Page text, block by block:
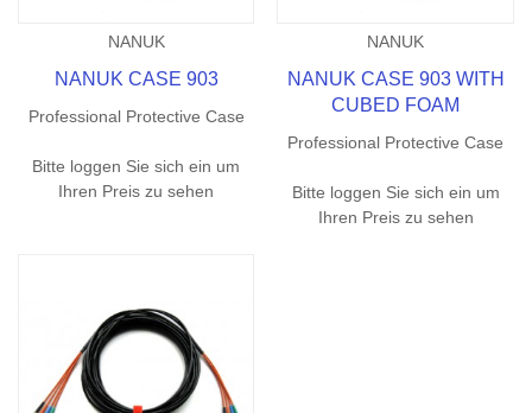
NANUK
NANUK CASE 903
Professional Protective Case
Bitte loggen Sie sich ein um
Ihren Preis zu sehen
NANUK
NANUK CASE 903 WITH
CUBED FOAM
Professional Protective Case
Bitte loggen Sie sich ein um
Ihren Preis zu sehen